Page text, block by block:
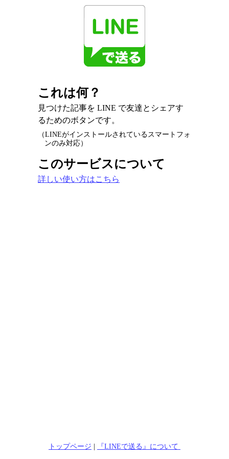
これは何？
見つけた記事を LINE で友達とシェアす
るためのボタンです。
（LINEがインストールされているスマートフォ
ンのみ対応）
このサービスについて
詳しい使い方はこちら
トップページ | 『LINEで送る』について